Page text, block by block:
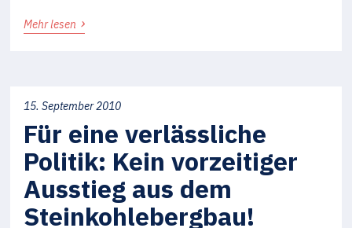
Mehr lesen ›
15. September 2010
Für eine verlässliche
Politik: Kein vorzeitiger
Ausstieg aus dem
Steinkohlebergbau!